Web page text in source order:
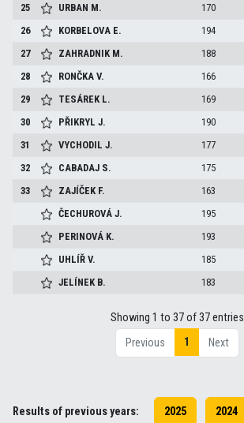
25
URBAN M. 170
26
KORBELOVA E. 194
27
ZAHRADNIK M. 188
28
RONČKAV. 166
29
TESÁREK L. 169
30
PŘIKRYLJ. 190
31
VYCHODILJ. 177
32
CABADAJ S. 175
33
ZAJÍČEK F. 163
ČECHUROVÁJ. 195
PERINOVÁ K. 193
UHLÍŘV. 185
JELÍNEK B. 183
Showing 1 to 37 of 37 entries
Previous
1 Next
Results of previous years: 2025 2024